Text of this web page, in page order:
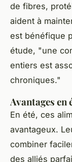
de fibres,
aident à
est bénéfique
étude, "une
entiers est
chroniques."
Avantages en
En été, ces
avantageux.
combiner
des alliés